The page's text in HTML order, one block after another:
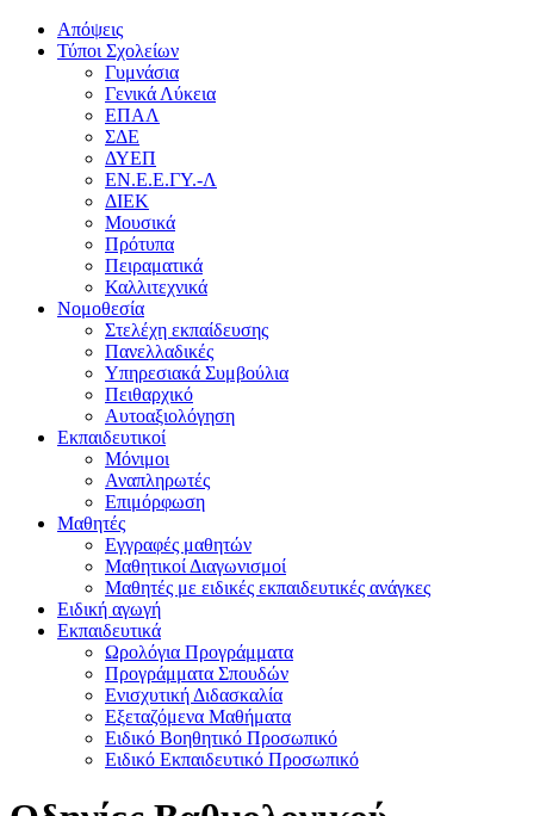
Απόψεις
Τύποι Σχολείων
Γυμνάσια
Γενικά Λύκεια
ΕΠΑΛ
ΣΔΕ
ΔΥΕΠ
ΕΝ.Ε.Ε.ΓΥ.-Λ
ΔΙΕΚ
Μουσικά
Πρότυπα
Πειραματικά
Καλλιτεχνικά
Νομοθεσία
Στελέχη εκπαίδευσης
Πανελλαδικές
Υπηρεσιακά Συμβούλια
Πειθαρχικό
Αυτοαξιολόγηση
Εκπαιδευτικοί
Μόνιμοι
Αναπληρωτές
Επιμόρφωση
Μαθητές
Εγγραφές μαθητών
Μαθητικοί Διαγωνισμοί
Μαθητές με ειδικές εκπαιδευτικές ανάγκες
Ειδική αγωγή
Εκπαιδευτικά
Ωρολόγια Προγράμματα
Προγράμματα Σπουδών
Ενισχυτική Διδασκαλία
Εξεταζόμενα Μαθήματα
Ειδικό Βοηθητικό Προσωπικό
Ειδικό Εκπαιδευτικό Προσωπικό